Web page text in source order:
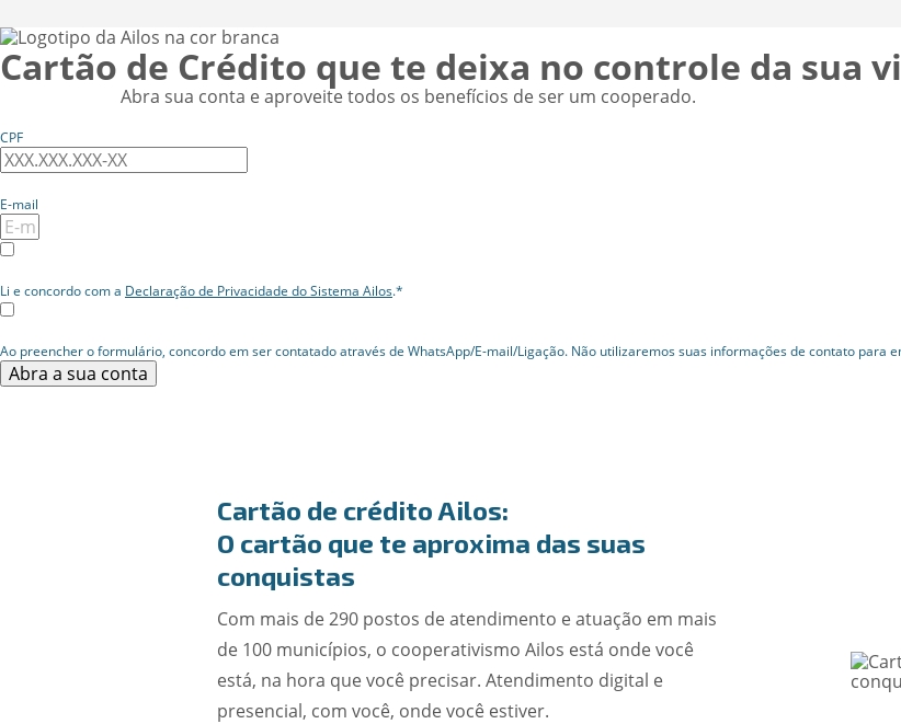
Cartão de Crédito que te deixa no controle da sua
Abra sua conta e aproveite todos os benefícios de ser um cooperado.
CPF
E-mail
Li e concordo com a Declaração de Privacidade do Sistema Ailos.*
Ao preencher o formulário, concordo em ser contatado através de WhatsApp/E-mail/Ligação. Não utilizaremos suas informações de contato para
Abra a sua conta
Cartão de crédito Ailos:
O cartão que te aproxima das suas
conquistas
Com mais de 290 postos de atendimento e atuação em mais
de 100 municípios, o cooperativismo Ailos está onde você
está, na hora que você precisar. Atendimento digital e
presencial, com você, onde você estiver.